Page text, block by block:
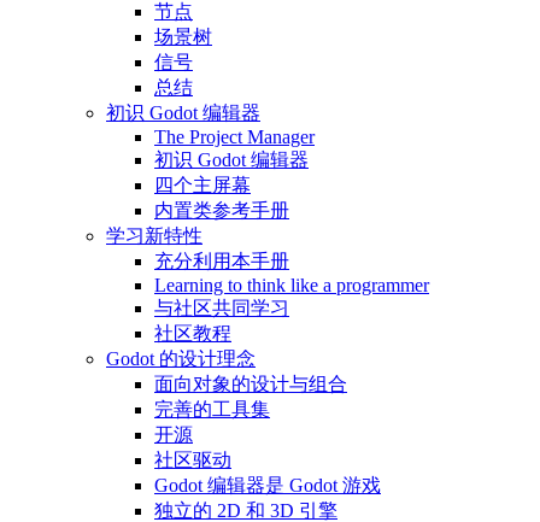
节点
场景树
信号
总结
初识 Godot 编辑器
The Project Manager
初识 Godot 编辑器
四个主屏幕
内置类参考手册
学习新特性
充分利用本手册
Learning to think like a programmer
与社区共同学习
社区教程
Godot 的设计理念
面向对象的设计与组合
完善的工具集
开源
社区驱动
Godot 编辑器是 Godot 游戏
独立的 2D 和 3D 引擎